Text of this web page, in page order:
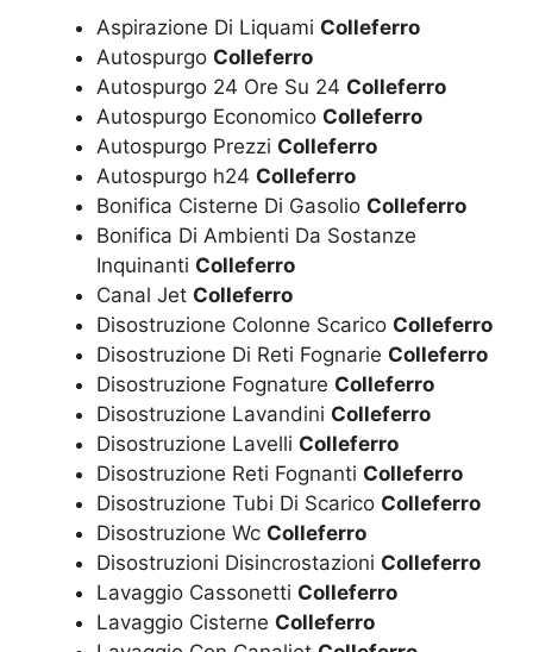
Aspirazione Di Liquami Colleferro
Autospurgo Colleferro
Autospurgo 24 Ore Su 24 Colleferro
Autospurgo Economico Colleferro
Autospurgo Prezzi Colleferro
Autospurgo h24 Colleferro
Bonifica Cisterne Di Gasolio Colleferro
Bonifica Di Ambienti Da Sostanze
Inquinanti Colleferro
Canal Jet Colleferro
Disostruzione Colonne Scarico Colleferro
Disostruzione Di Reti Fognarie Colleferro
Disostruzione Fognature Colleferro
Disostruzione Lavandini Colleferro
Disostruzione Lavelli Colleferro
Disostruzione Reti Fognanti Colleferro
Disostruzione Tubi Di Scarico Colleferro
Disostruzione Wc Colleferro
Disostruzioni Disincrostazioni Colleferro
Lavaggio Cassonetti Colleferro
Lavaggio Cisterne Colleferro